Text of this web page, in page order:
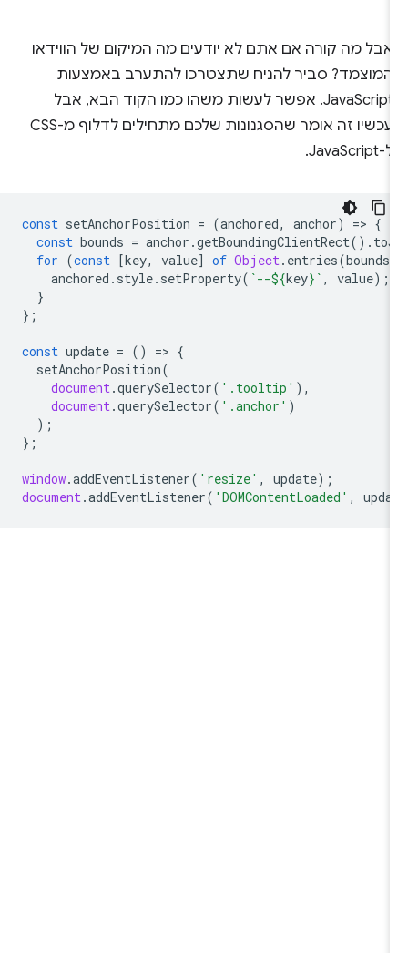
אבל מה קורה אם אתם לא יודעים מה המיקום של הווידאו
המוצמד? סביר להניח שתצטרכו להתערב באמצעות
JavaScript. אפשר לעשות משהו כמו הקוד הבא, אבל
עכשיו זה אומר שהסגנונות שלכם מתחילים לדלוף מ-CSS
const setAnchorPosition = (anchored , anchor ) >
const bounds = anchor.getBoundingClientRect ().
for (const [key , value ] of Object.entries(bounds
anchored.style.setProperty(`--${key } , value
const update = () >
setAnchorPosition
document.querySelector ( '.tooltip'
document.querySelector ('.anchor'
window.addEventListener ('resize' , update
document.addEventListener ('DOMContentLoaded' ,